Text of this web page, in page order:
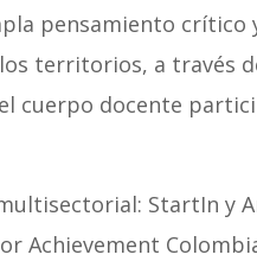
pensamiento crítico
territorios, a través
cuerpo docente
StartIn y
Achievement